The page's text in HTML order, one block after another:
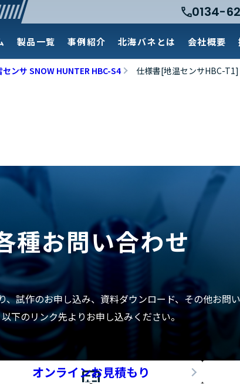
0134-
製品一覧 事例紹介 北海バネとは 会社概要
ンサ SNOW HUNTER HBC-S4 仕様書[地温センサHBC-T1]
種お問い合わせ
、試作のお申し込み、資料ダウンロード、その他お問い
以下のリンク先よりお申し込みください。
オンラインお見積もり